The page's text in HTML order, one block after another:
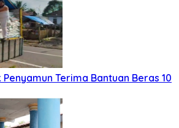
Penyamun Terima Bantuan Beras 10